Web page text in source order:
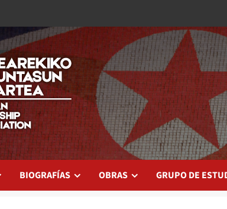
BIOGRAFÍAS OBRAS GRUPO DE